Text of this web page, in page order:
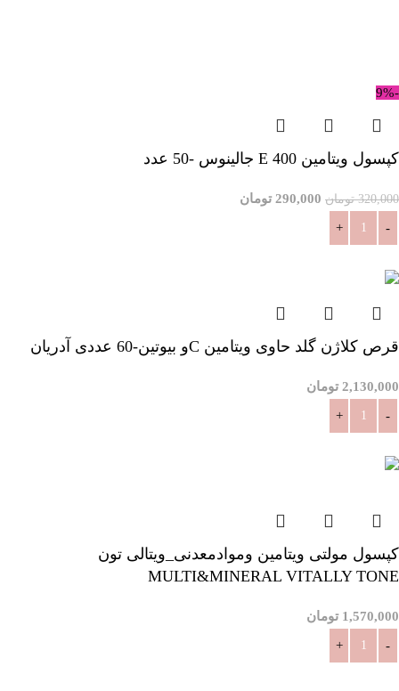
-9%
کپسول ویتامین E 400 جالینوس -50 عدد
320,000 تومان 290,000 تومان
قرص کلاژن گلد حاوی ویتامین Cو بیوتین-60 عددی آدریان
2,130,000 تومان
کپسول مولتی ویتامین وموادمعدنی_ویتالی تون
MULTI&MINERAL VITALLY TONE
1,570,000 تومان